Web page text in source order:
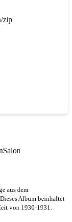
zip
aus dem
Album beinhaltet
von 1930-1931.